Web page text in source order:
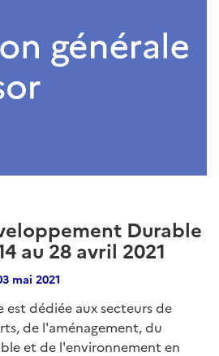
Durable
au 28 avril 2021
mai 2021
est dédiée aux secteurs de
de l'aménagement, du
et de l'environnement en